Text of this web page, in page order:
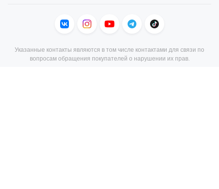
Указанные контакты являются в том числе контактами для связи по
вопросам обращения покупателей о нарушении их прав.